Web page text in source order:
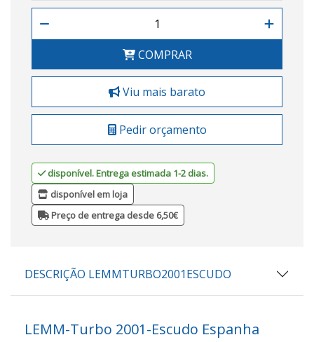
COMPRAR
Viu mais barato
Pedir orçamento
disponível. Entrega estimada 1-2 dias.
disponível em loja
Preço de entrega desde 6,50€
DESCRIÇÃO LEMMTURBO2001ESCUDO
LEMM-Turbo 2001-Escudo Espanha